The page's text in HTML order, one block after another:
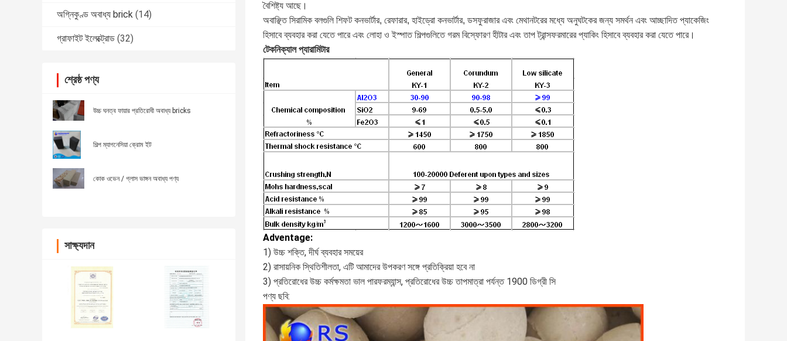
অগ্নিকুণ্ড অবাধ্য brick (14)
গ্রাফাইট ইলেক্ট্রোড (32)
শ্রেষ্ঠ পণ্য
উচ্চ ঘনত্ব ফায়ার প্রতিরোধী অবাধ্য bricks
শিল্প ম্যাগনেসিয়া ক্রোম ইট
কোক ওভেন / গ্লাস ভাঙ্গন অবাধ্য পণ্য
সাক্ষ্যদান
বৈশিষ্ট্য আছে।
অবাঞ্ছিত সিরামিক বলগুলি শিফট কনভার্টার, রেফারার, হাইড্রো কনভার্টার, ডসফুরাজার এবং মেথানটরের মধ্যে অনুঘটকের জন্য সমর্থন এবং আচ্ছাদিত প্যাকেজিং
হিসাবে ব্যবহার করা যেতে পারে এবং লোহা ও ইস্পাত শিল্পগুলিতে গরম বিস্ফোরণ হীটার এবং তাপ ট্রান্সফরমারের প্যাকিং হিসাবে ব্যবহার করা যেতে পারে।
টেকনিক্যাল প্যারামিটার
Adventage:
1) উচ্চ শক্তি, দীর্ঘ ব্যবহার সময়ের
2) রাসায়নিক স্থিতিশীলতা, এটি আমাদের উপকরণ সঙ্গে প্রতিক্রিয়া হবে না
3) প্রতিরোধের উচ্চ কর্মক্ষমতা ভাল পারফরম্যান্স, প্রতিরোধের উচ্চ তাপমাত্রা পর্যন্ত 1900 ডিগ্রী সি
পণ্য ছবি: